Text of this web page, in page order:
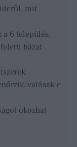
mit
6 település,
házat
valósak-e
okozhat